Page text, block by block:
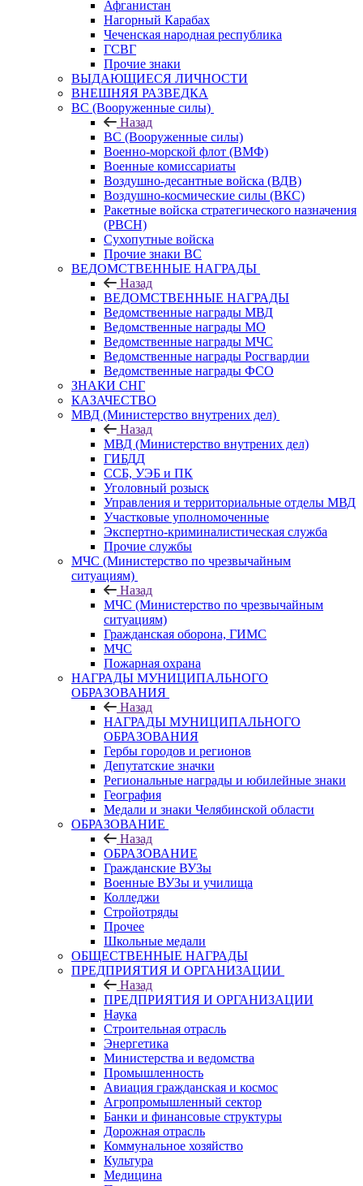
Афганистан
Нагорный Карабах
Чеченская народная республика
ГСВГ
Прочие знаки
ВЫДАЮЩИЕСЯ ЛИЧНОСТИ
ВНЕШНЯЯ РАЗВЕДКА
ВС (Вооруженные силы)
Назад
ВС (Вооруженные силы)
Военно-морской флот (ВМФ)
Военные комиссариаты
Воздушно-десантные войска (ВДВ)
Воздушно-космические силы (ВКС)
Ракетные войска стратегического назначения
(РВСН)
Сухопутные войска
Прочие знаки ВС
ВЕДОМСТВЕННЫЕ НАГРАДЫ
Назад
ВЕДОМСТВЕННЫЕ НАГРАДЫ
Ведомственные награды МВД
Ведомственные награды МО
Ведомственные награды МЧС
Ведомственные награды Росгвардии
Ведомственные награды ФСО
ЗНАКИ СНГ
КАЗАЧЕСТВО
МВД (Министерство внутрених дел)
Назад
МВД (Министерство внутрених дел)
ГИБДД
ССБ, УЭБ и ПК
Уголовный розыск
Управления и территориальные отделы МВД
Участковые уполномоченные
Экспертно-криминалистическая служба
Прочие службы
МЧС (Министерство по чрезвычайным
ситуациям)
Назад
МЧС (Министерство по чрезвычайным
ситуациям)
Гражданская оборона, ГИМС
МЧС
Пожарная охрана
НАГРАДЫ МУНИЦИПАЛЬНОГО
ОБРАЗОВАНИЯ
Назад
НАГРАДЫ МУНИЦИПАЛЬНОГО
ОБРАЗОВАНИЯ
Гербы городов и регионов
Депутатские значки
Региональные награды и юбилейные знаки
География
Медали и знаки Челябинской области
ОБРАЗОВАНИЕ
Назад
ОБРАЗОВАНИЕ
Гражданские ВУЗы
Военные ВУЗы и училища
Колледжи
Стройотряды
Прочее
Школьные медали
ОБЩЕСТВЕННЫЕ НАГРАДЫ
ПРЕДПРИЯТИЯ И ОРГАНИЗАЦИИ
Назад
ПРЕДПРИЯТИЯ И ОРГАНИЗАЦИИ
Наука
Строительная отрасль
Энергетика
Министерства и ведомства
Промышленность
Авиация гражданская и космос
Агропромышленный сектор
Банки и финансовые структуры
Дорожная отрасль
Коммунальное хозяйство
Культура
Медицина